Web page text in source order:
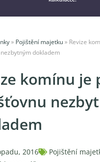
» Pojištění majetku » Revize
dokladem
komínu je
2016
Pojištění